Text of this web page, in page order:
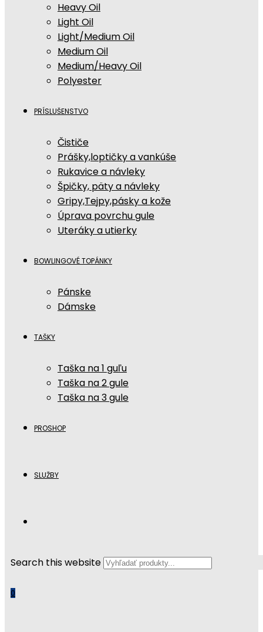
Heavy Oil
Light Oil
Light/Medium Oil
Medium Oil
Medium/Heavy Oil
Polyester
PRÍSLUŠENSTVO
Čističe
Prášky,loptičky a vankúše
Rukavice a návleky
Špičky, päty a návleky
Gripy,Tejpy,pásky a kože
Úprava povrchu gule
Uteráky a utierky
BOWLINGOVÉ TOPÁNKY
Pánske
Dámske
TAŠKY
Taška na 1 guľu
Taška na 2 gule
Taška na 3 gule
PROSHOP
SLUŽBY
Search this website
0